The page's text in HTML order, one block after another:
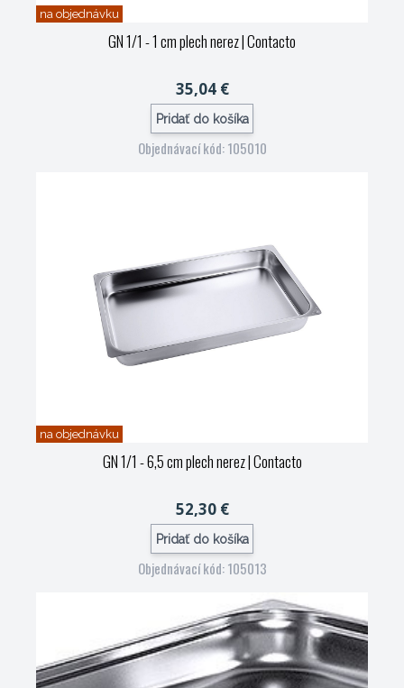
na objednávku
GN 1/1 - 1 cm plech nerez| Contacto
35,04 €
Pridať do košíka
Objednávací kód: 105010
na objednávku
GN 1/1 - 6,5 cm plech nerez| Contacto
52,30 €
Pridať do košíka
Objednávací kód: 105013